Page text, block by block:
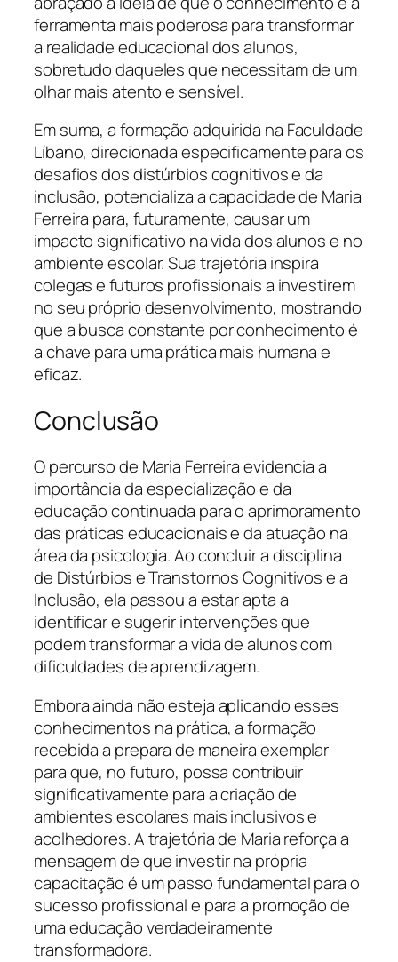
ferramenta mais poderosa para transformar
a realidade educacional dos alunos,
sobretudo daqueles que necessitam de um
olhar mais atento e sensível.
Em suma, a formação adquirida na Faculdade
Líbano, direcionada especificamente para os
desafios dos distúrbios cognitivos e da
inclusão, potencializa a capacidade de Maria
Ferreira para, futuramente, causar um
impacto significativo na vida dos alunos e no
ambiente escolar. Sua trajetória inspira
colegas e futuros profissionais a investirem
no seu próprio desenvolvimento, mostrando
que a busca constante por conhecimento é
a chave para uma prática mais humana e
eficaz.
Conclusão
O percurso de Maria Ferreira evidencia a
importância da especialização e da
educação continuada para o aprimoramento
das práticas educacionais e da atuação na
área da psicologia. Ao concluir a disciplina
de Distúrbios e Transtornos Cognitivos e a
Inclusão, ela passou a estar apta a
identificar e sugerir intervenções que
podem transformar a vida de alunos com
dificuldades de aprendizagem.
Embora ainda não esteja aplicando esses
conhecimentos na prática, a formação
recebida a prepara de maneira exemplar
para que, no futuro, possa contribuir
significativamente para a criação de
ambientes escolares mais inclusivos e
acolhedores. A trajetória de Maria reforça a
mensagem de que investir na própria
capacitação é um passo fundamental para o
sucesso profissional e para a promoção de
uma educação verdadeiramente
transformadora.